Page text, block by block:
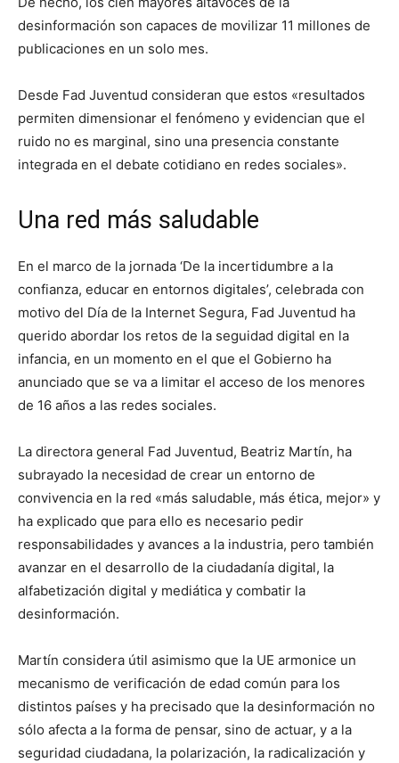
desinformación son capaces de movilizar 11 millones de
publicaciones en un solo mes.
Desde Fad Juventud consideran que estos «resultados
permiten dimensionar el fenómeno y evidencian que el
ruido no es marginal, sino una presencia constante
integrada en el debate cotidiano en redes sociales».
Una red más saludable
En el marco de la jornada ‘De la incertidumbre a la
confianza, educar en entornos digitales’, celebrada con
motivo del Día de la Internet Segura, Fad Juventud ha
querido abordar los retos de la seguidad digital en la
infancia, en un momento en el que el Gobierno ha
anunciado que se va a limitar el acceso de los menores
de 16 años a las redes sociales.
La directora general Fad Juventud, Beatriz Martín, ha
subrayado la necesidad de crear un entorno de
convivencia en la red «más saludable, más ética, mejor» y
ha explicado que para ello es necesario pedir
responsabilidades y avances a la industria, pero también
avanzar en el desarrollo de la ciudadanía digital, la
alfabetización digital y mediática y combatir la
desinformación.
Martín considera útil asimismo que la UE armonice un
mecanismo de verificación de edad común para los
distintos países y ha precisado que la desinformación no
sólo afecta a la forma de pensar, sino de actuar, y a la
seguridad ciudadana, la polarización, la radicalización y